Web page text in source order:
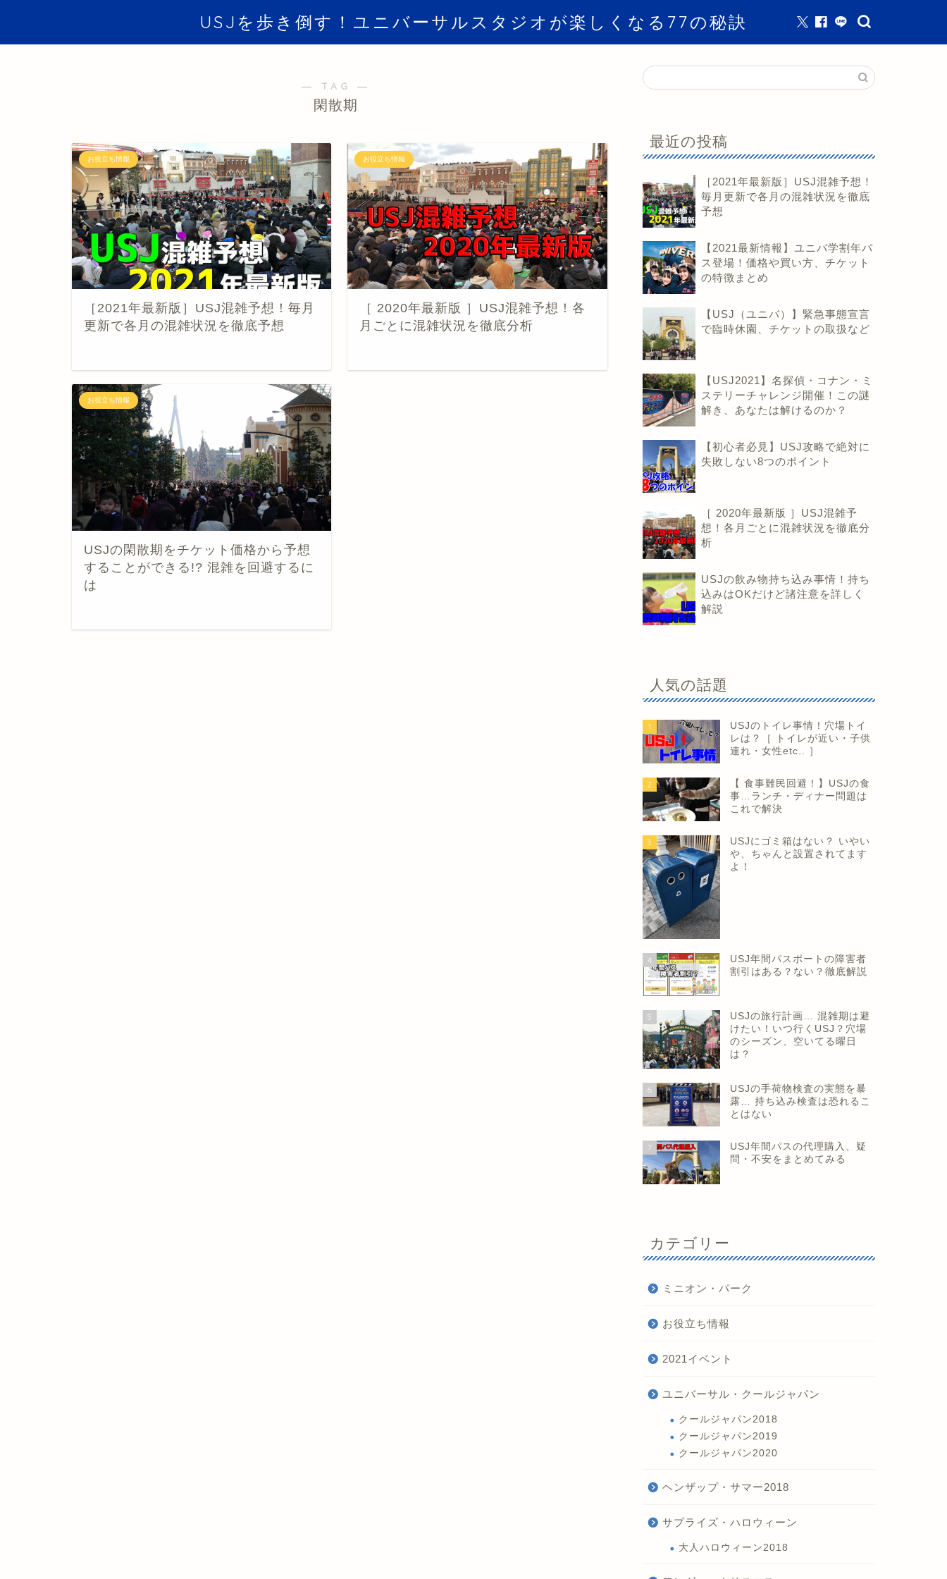
USJを歩き倒す！ユニバーサルスタジオが楽しくなる77の秘訣
― TAG ―
閑散期
お役立ち情報
［2021年最新版］USJ混雑予想！毎月
更新で各月の混雑状況を徹底予想
お役立ち情報
［ 2020年最新版 ］USJ混雑予想！各
月ごとに混雑状況を徹底分析
お役立ち情報
USJの閑散期をチケット価格から予想
することができる!? 混雑を回避するに
は
最近の投稿
［2021年最新版］USJ混雑予想！
毎月更新で各月の混雑状況を徹底
予想
【2021最新情報】ユニバ学割年パ
ス登場！価格や買い方、チケット
の特徴まとめ
【USJ（ユニバ）】緊急事態宣言
で臨時休園、チケットの取扱など
【USJ2021】名探偵・コナン・ミ
ステリーチャレンジ開催！この謎
解き、あなたは解けるのか？
【初心者必見】USJ攻略で絶対に
失敗しない8つのポイント
［ 2020年最新版 ］USJ混雑予
想！各月ごとに混雑状況を徹底分
析
USJの飲み物持ち込み事情！持ち
込みはOKだけど諸注意を詳しく
解説
人気の話題
1
USJのトイレ事情！穴場トイ
レは？［ トイレが近い・子供
連れ・女性etc.. ］
2
【 食事難民回避！】USJの食
事…ランチ・ディナー問題は
これで解決
3
USJにゴミ箱はない？ いやい
や、ちゃんと設置されてます
よ！
4
USJ年間パスポートの障害者
割引はある？ない？徹底解説
5
USJの旅行計画… 混雑期は避
けたい！いつ行くUSJ？穴場
のシーズン、空いてる曜日
は？
6
USJの手荷物検査の実態を暴
露… 持ち込み検査は恐れるこ
とはない
7
USJ年間パスの代理購入、疑
問・不安をまとめてみる
カテゴリー
ミニオン・パーク
お役立ち情報
2021イベント
ユニバーサル・クールジャパン
クールジャパン2018
クールジャパン2019
クールジャパン2020
ヘンザップ・サマー2018
サプライズ・ハロウィーン
大人ハロウィーン2018